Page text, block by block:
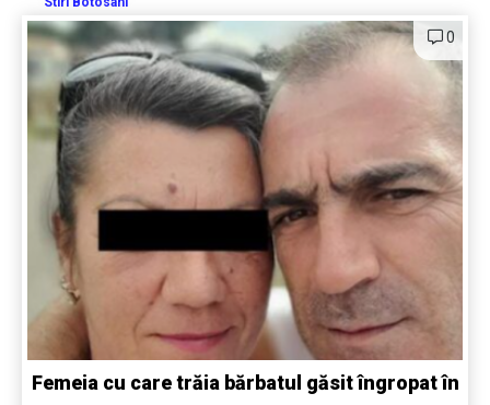
0
Femeia cu care trăia bărbatul găsit îngropat în